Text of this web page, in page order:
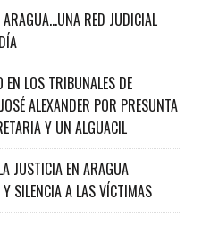
RED JUDICIAL
EN LOS TRIBUNALES DE
ALEXANDER POR PRESUNTA
Y UN ALGUACIL
JUSTICIA EN ARAGUA
SILENCIA A LAS VÍCTIMAS